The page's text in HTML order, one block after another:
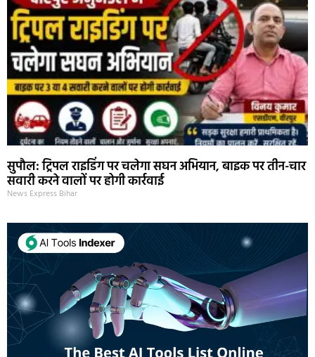
सुपौल: ट्रिपल राइडिंग पर चलेगा सघन अभियान, बाइक पर तीन-चार
सवारी करने वालों पर होगी कार्रवाई
News Express Bihar